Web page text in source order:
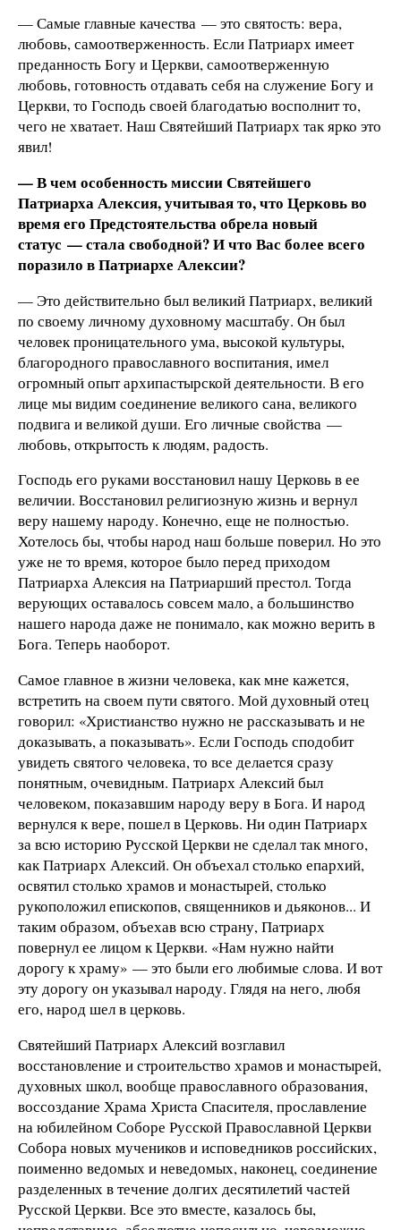
— Самые главные качества — это святость: вера,
любовь, самоотверженность. Если Патриарх имеет
преданность Богу и Церкви, самоотверженную
любовь, готовность отдавать себя на служение Богу и
Церкви, то Господь своей благодатью восполнит то,
чего не хватает. Наш Святейший Патриарх так ярко это
явил!
— В чем особенность миссии Святейшего
Патриарха Алексия, учитывая то, что Церковь во
время его Предстоятельства обрела новый
статус — стала свободной? И что Вас более всего
поразило в Патриархе Алексии?
— Это действительно был великий Патриарх, великий
по своему личному духовному масштабу. Он был
человек проницательного ума, высокой культуры,
благородного православного воспитания, имел
огромный опыт архипастырской деятельности. В его
лице мы видим соединение великого сана, великого
подвига и великой души. Его личные свойства —
любовь, открытость к людям, радость.
Господь его руками восстановил нашу Церковь в ее
величии. Восстановил религиозную жизнь и вернул
веру нашему народу. Конечно, еще не полностью.
Хотелось бы, чтобы народ наш больше поверил. Но это
уже не то время, которое было перед приходом
Патриарха Алексия на Патриарший престол. Тогда
верующих оставалось совсем мало, а большинство
нашего народа даже не понимало, как можно верить в
Бога. Теперь наоборот.
Самое главное в жизни человека, как мне кажется,
встретить на своем пути святого. Мой духовный отец
говорил: «Христианство нужно не рассказывать и не
доказывать, а показывать». Если Господь сподобит
увидеть святого человека, то все делается сразу
понятным, очевидным. Патриарх Алексий был
человеком, показавшим народу веру в Бога. И народ
вернулся к вере, пошел в Церковь. Ни один Патриарх
за всю историю Русской Церкви не сделал так много,
как Патриарх Алексий. Он объехал столько епархий,
освятил столько храмов и монастырей, столько
рукоположил епископов, священников и дьяконов... И
таким образом, объехав всю страну, Патриарх
повернул ее лицом к Церкви. «Нам нужно найти
дорогу к храму» — это были его любимые слова. И вот
эту дорогу он указывал народу. Глядя на него, любя
его, народ шел в церковь.
Святейший Патриарх Алексий возглавил
восстановление и строительство храмов и монастырей,
духовных школ, вообще православного образования,
воссоздание Храма Христа Спасителя, прославление
на юбилейном Соборе Русской Православной Церкви
Собора новых мучеников и исповедников российских,
поименно ведомых и неведомых, наконец, соединение
разделенных в течение долгих десятилетий частей
Русской Церкви. Все это вместе, казалось бы,